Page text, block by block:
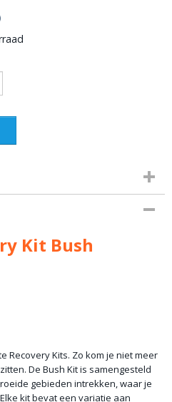
Kit Bush
Recovery Kits. Zo kom je niet meer
De Bush Kit is samengesteld
gebieden intrekken, waar je
kit bevat een variatie aan